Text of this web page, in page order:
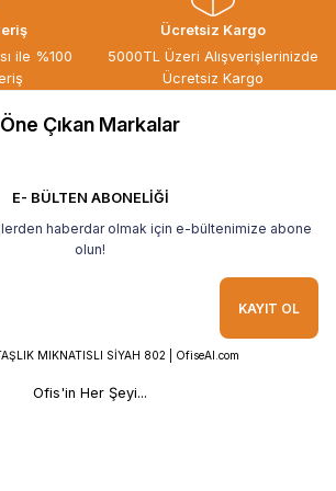
ve
Tavsiye
aldım,
ile %100
Ücretsiz Kargo
5000TL Üzeri Alışverişlerinizde
Ücretsiz Kargo
Öne Çıkan Markalar
E- BÜLTEN ABONELİĞİ
haberdar olmak için e-bültenimize abone
olun!
KAYIT OL
Ofis'in Her Şeyi...